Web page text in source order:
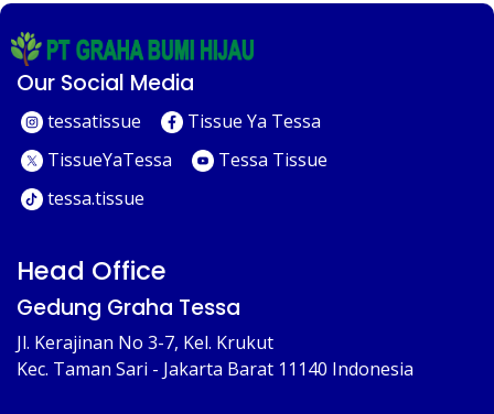
Our Social Media
tessatissue
Tissue Ya Tessa
TissueYaTessa
Tessa Tissue
tessa.tissue
Head Office
Gedung Graha Tessa
Jl. Kerajinan No 3-7, Kel. Krukut
Kec. Taman Sari - Jakarta Barat 11140 Indonesia